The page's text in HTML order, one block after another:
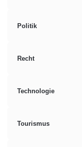
Politik
Recht
Technologie
Tourismus